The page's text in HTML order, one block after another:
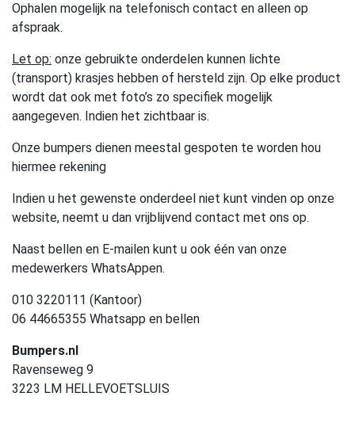
Ophalen mogelijk na telefonisch contact en alleen op
afspraak.
Let op: onze gebruikte onderdelen kunnen lichte
(transport) krasjes hebben of hersteld zijn. Op elke product
wordt dat ook met foto’s zo specifiek mogelijk
aangegeven. Indien het zichtbaar is.
Onze bumpers dienen meestal gespoten te worden hou
hiermee rekening
Indien u het gewenste onderdeel niet kunt vinden op onze
website, neemt u dan vrijblijvend contact met ons op.
Naast bellen en E-mailen kunt u ook één van onze
medewerkers WhatsAppen.
010 3220111 (Kantoor)
06 44665355 Whatsapp en bellen
Bumpers.nl
Ravenseweg 9
3223 LM HELLEVOETSLUIS